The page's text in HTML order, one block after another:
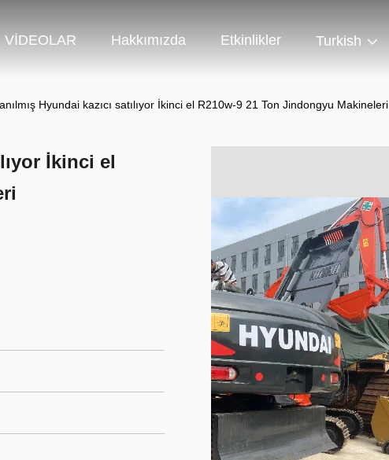
VİDEOLAR Hakkımızda Etkinlikler Turkish
Hyundai kazıcı satılıyor İkinci el R210w-9 21 Ton Jindongyu Makineleri
İkinci el